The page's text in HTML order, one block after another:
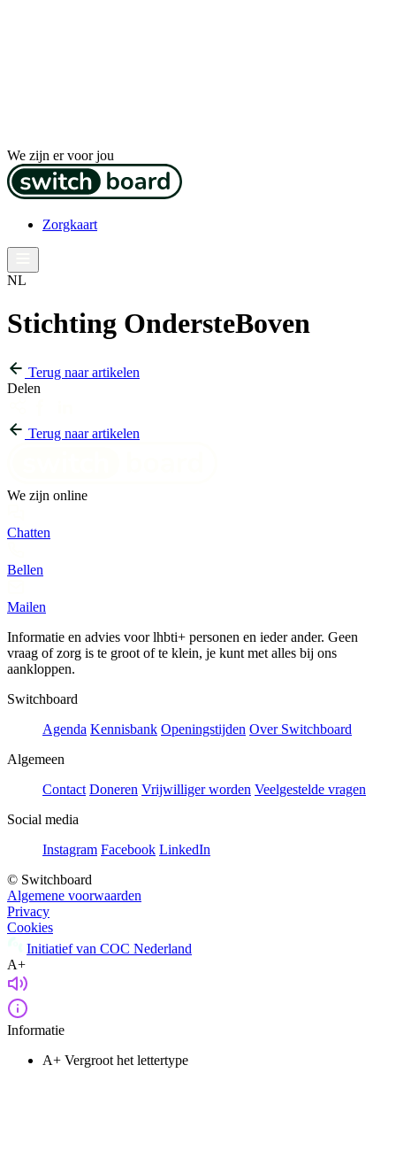
We zijn er voor jou
Zorgkaart
NL
Stichting OndersteBoven
Terug naar artikelen
Delen
Terug naar artikelen
We zijn online
Chatten
Bellen
Mailen
Informatie en advies voor lhbti+ personen en ieder ander. Geen
vraag of zorg is te groot of te klein, je kunt met alles bij ons
aankloppen.
Switchboard
Agenda Kennisbank Openingstijden Over Switchboard
Algemeen
Contact Doneren Vrijwilliger worden Veelgestelde vragen
Social media
Instagram Facebook LinkedIn
© Switchboard
Algemene voorwaarden
Privacy
Cookies
Initiatief van COC Nederland
A+
Informatie
A+ Vergroot het lettertype